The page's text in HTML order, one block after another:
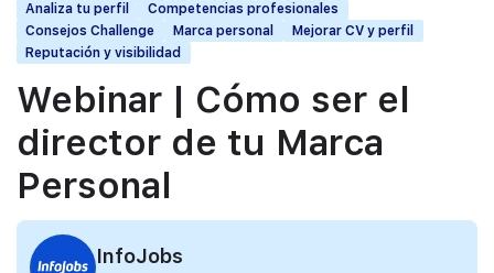
Analiza tu perfil
Competencias profesionales
Consejos Challenge
Marca personal
Mejorar CV y perfil
Reputación y visibilidad
Webinar | Cómo ser el
director de tu Marca
Personal
InfoJobs